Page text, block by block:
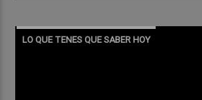
LO QUE TENES QUE SABER HOY